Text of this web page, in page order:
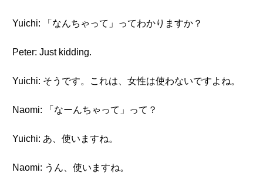
Yuichi: 「なんちゃって」ってわかりますか？
Peter: Just kidding.
Yuichi: そうです。これは、女性は使わないですよね。
Naomi: 「なーんちゃって」って？
Yuichi: あ、使いますね。
Naomi: うん、使いますね。